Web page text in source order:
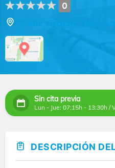
0
Calle Gracia, 154,
Sin cita previa
Lun - Jue: 07:15h - 13:30h /
DESCRIPCIÓN